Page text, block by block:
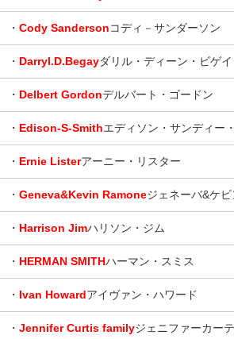
・ Cody Sandersonコディ－サンダーソン
・ Darryl.D.Begayダリル・ディーン・ビゲイ
・ Delbert Gordonデルバート・ゴードン
・ Edison-S-Smithエディソン・サンディー
・ Ernie Listerアーニー・リスター
・ Geneva&Kevin Ramoneジェネーバ&ケ
・ Harrison Jimハリソン・ジム
・ HERMAN SMITHハーマン・スミス
・ Ivan Howardアイヴァン・ハワード
・ Jennifer Curtis familyジェニファーカー